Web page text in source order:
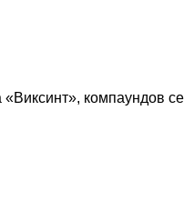
компаундов